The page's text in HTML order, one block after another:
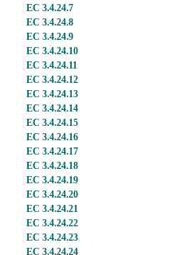
EC 3.4.24.7
EC 3.4.24.8
EC 3.4.24.9
EC 3.4.24.10
EC 3.4.24.11
EC 3.4.24.12
EC 3.4.24.13
EC 3.4.24.14
EC 3.4.24.15
EC 3.4.24.16
EC 3.4.24.17
EC 3.4.24.18
EC 3.4.24.19
EC 3.4.24.20
EC 3.4.24.21
EC 3.4.24.22
EC 3.4.24.23
EC 3.4.24.24